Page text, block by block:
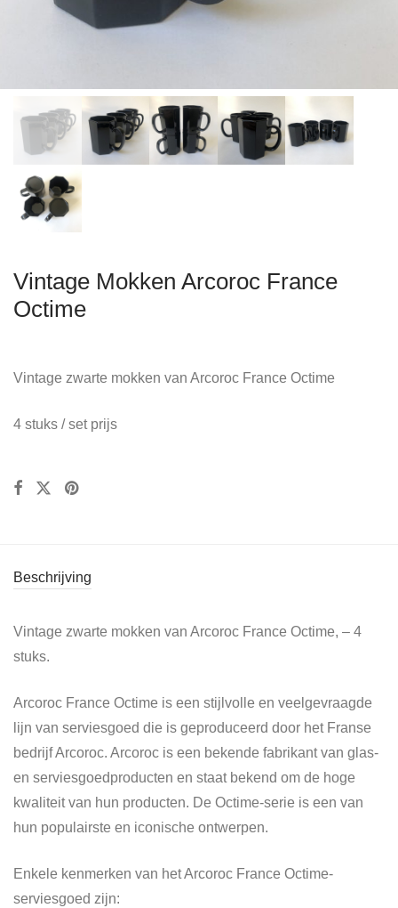
Vintage Mokken Arcoroc France
Octime
Vintage zwarte mokken van Arcoroc France Octime
4 stuks / set prijs
Beschrijving
Vintage zwarte mokken van Arcoroc France Octime, – 4
stuks.
Arcoroc France Octime is een stijlvolle en veelgevraagde
lijn van serviesgoed die is geproduceerd door het Franse
bedrijf Arcoroc. Arcoroc is een bekende fabrikant van glas-
en serviesgoedproducten en staat bekend om de hoge
kwaliteit van hun producten. De Octime-serie is een van
hun populairste en iconische ontwerpen.
Enkele kenmerken van het Arcoroc France Octime-
serviesgoed zijn: